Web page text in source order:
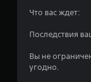
Что вас ждет:
Последствия
Вы не
угодно.